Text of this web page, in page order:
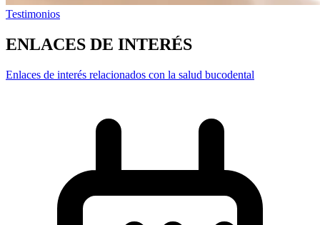
Testimonios
ENLACES DE INTERÉS
Enlaces de interés relacionados con la salud bucodental